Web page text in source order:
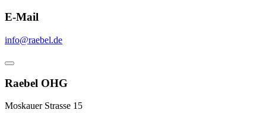
E-Mail
info@raebel.de
Raebel OHG
Moskauer Strasse 15